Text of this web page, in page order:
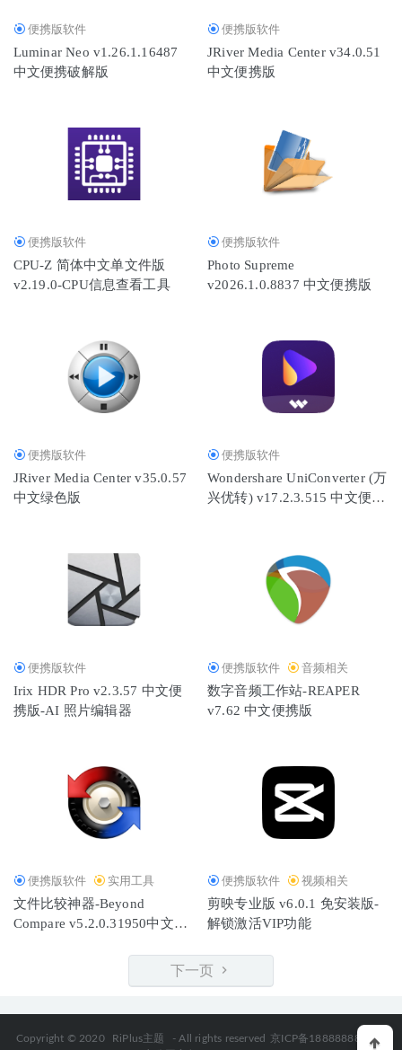
便携版软件
Luminar Neo v1.26.1.16487
中文便携破解版
便携版软件
JRiver Media Center v34.0.51
中文便携版
便携版软件
CPU-Z 简体中文单文件版
v2.19.0-CPU信息查看工具
便携版软件
Photo Supreme
v2026.1.0.8837 中文便携版
便携版软件
JRiver Media Center v35.0.57
中文绿色版
便携版软件
Wondershare UniConverter (万
兴优转) v17.2.3.515 中文便携
便携版软件
Irix HDR Pro v2.3.57 中文便
携版-AI 照片编辑器
便携版软件 音频相关
数字音频工作站-REAPER
v7.62 中文便携版
便携版软件 实用工具
文件比较神器-Beyond
Compare v5.2.0.31950中文便
便携版软件 视频相关
剪映专业版 v6.0.1 免安装版-
解锁激活VIP功能
下一页
Copyright © 2020 RiPlus主题 - All rights reserved
京ICP备18888888号-1